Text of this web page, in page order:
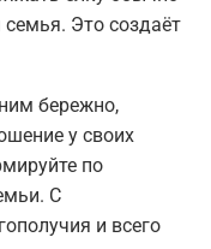
семья. Это создаёт
бережно,
у своих
по
С
и всего